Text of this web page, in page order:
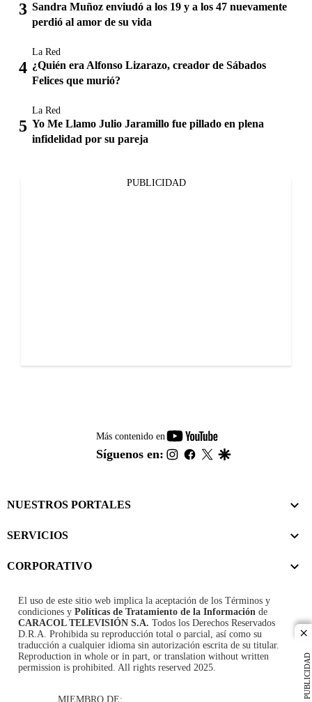
PUBLICIDAD
Sandra Muñoz enviudó a los 19 y a los 47 nuevamente
perdió al amor de su vida
La Red
¿Quién era Alfonso Lizarazo, creador de Sábados
Felices que murió?
La Red
Yo Me Llamo Julio Jaramillo fue pillado en plena
infidelidad por su pareja
PUBLICIDAD
Más contenido en
youtube-
footer
Síguenos en: instagram
facebook
twitter
NUESTROS PORTALES
SERVICIOS
CORPORATIVO
El uso de este sitio web implica la aceptación de los Términos y
condiciones y Políticas de Tratamiento de la Información de
CARACOL TELEVISIÓN S.A. Todos los Derechos Reservados
D.R.A. Prohibida su reproducción total o parcial, así como su
traducción a cualquier idioma sin autorización escrita de su titular.
Reproduction in whole or in part, or translation without written
permission is prohibited. All rights reserved 2025.
MIEMBRO DE: